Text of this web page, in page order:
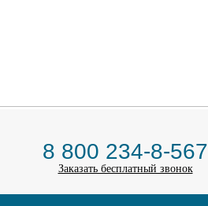
8 800 234-8-567
Заказать бесплатный звонок